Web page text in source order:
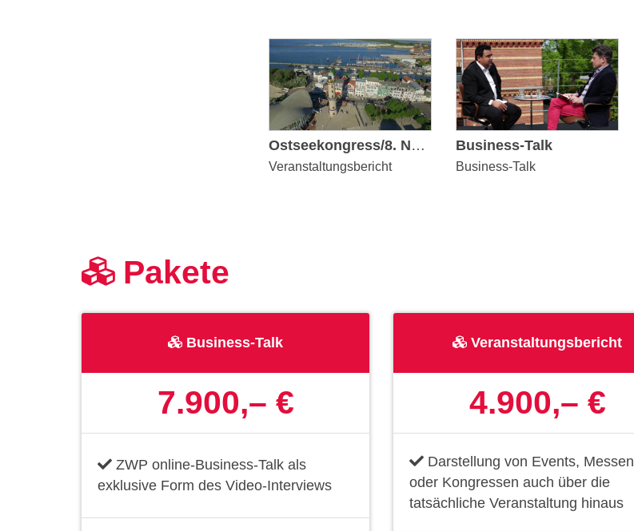
Ostseekongress/8. Norddeutsche Implantologietage
Veranstaltungsbericht
Business-Talk
Business-Talk
Pakete
Business-Talk
7.900,– €
ZWP online-Business-Talk als
exklusive Form des Video-Interviews
Veranstaltungsbericht
4.900,– €
Darstellung von Events, Messen
oder Kongressen auch über die
tatsächliche Veranstaltung hinaus